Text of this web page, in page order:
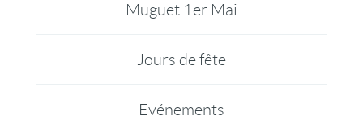
Muguet 1er Mai
Jours de fête
Evénements